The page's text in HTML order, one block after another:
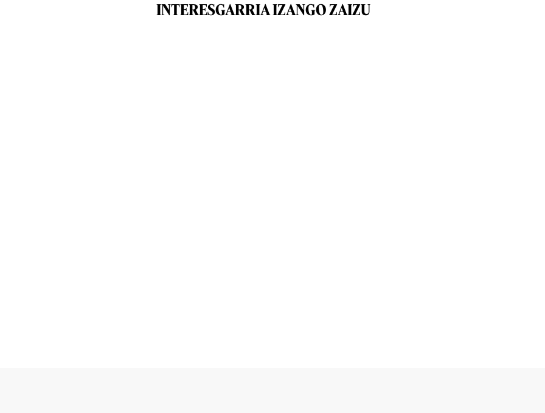
INTERESGARRIA IZANGO ZAIZU